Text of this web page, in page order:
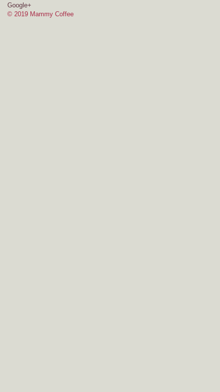
Google+
© 2019 Mammy Coffee